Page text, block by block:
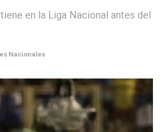
en la Liga Nacional antes del
Nacionales